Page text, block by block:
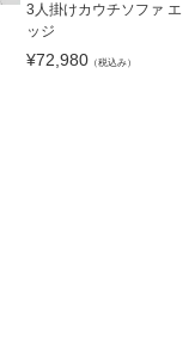
3人掛けカウチソファ エ
ッジ
¥72,980（税込み）